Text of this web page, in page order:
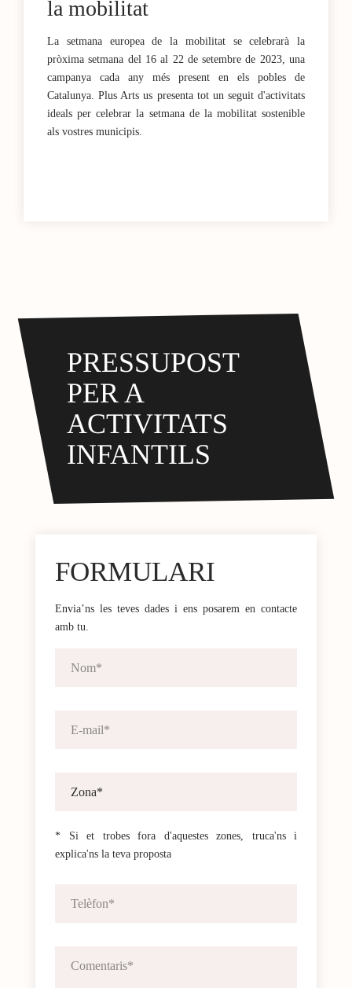
la mobilitat
La setmana europea de la mobilitat se celebrarà la
pròxima setmana del 16 al 22 de setembre de 2023, una
campanya cada any més present en els pobles de
Catalunya. Plus Arts us presenta tot un seguit d'activitats
ideals per celebrar la setmana de la mobilitat sostenible
als vostres municipis.
PRESSUPOST
PER A
ACTIVITATS
INFANTILS
FORMULARI
Envia’ns les teves dades i ens posarem en contacte
amb tu.
* Si et trobes fora d'aquestes zones, truca'ns i
explica'ns la teva proposta